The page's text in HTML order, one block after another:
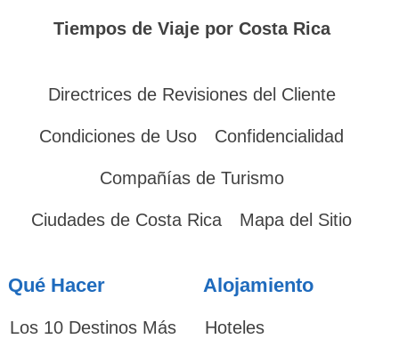
Tiempos de Viaje por Costa Rica
Directrices de Revisiones del Cliente
Condiciones de Uso Confidencialidad
Compañías de Turismo
Ciudades de Costa Rica Mapa del Sitio
Qué Hacer
Los 10 Destinos Más
Alojamiento
Hoteles